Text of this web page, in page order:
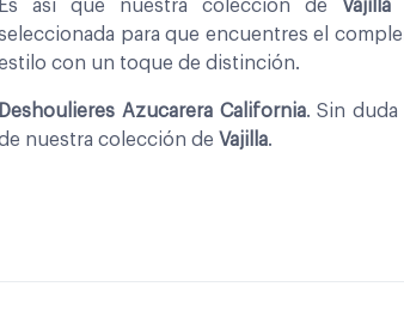
Es asi que nuestra coleccion de Vajilla
para que encuentres el
con un toque de distinción.
Deshoulieres Azucarera California. Sin duda
nuestra colección de Vajilla.